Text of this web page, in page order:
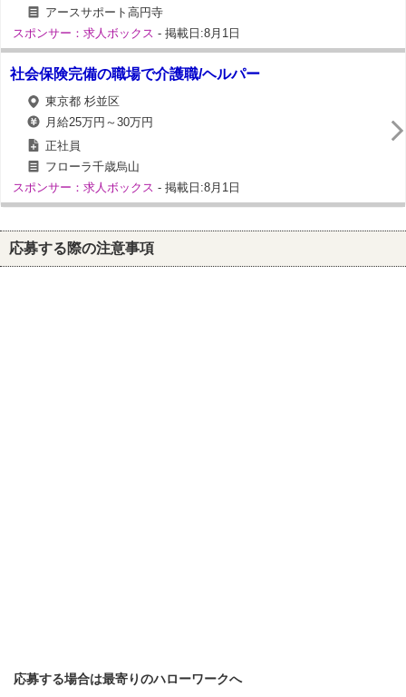
アースサポート高円寺
スポンサー：求人ボックス - 掲載日:8月1日
社会保険完備の職場で介護職/ヘルパー
東京都 杉並区
月給25万円～30万円
正社員
フローラ千歳烏山
スポンサー：求人ボックス - 掲載日:8月1日
応募する際の注意事項
応募する場合は最寄りのハローワークへ